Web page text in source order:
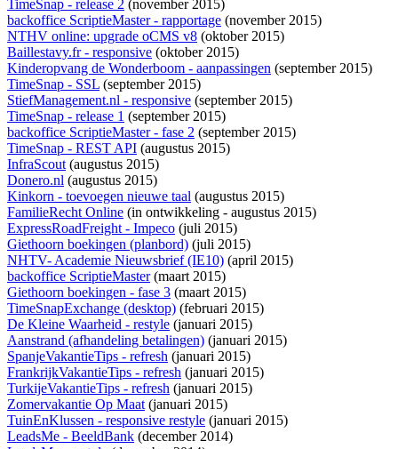
TimeSnap - release 2 (november 2015)
backoffice ScriptieMaster - rapportage (november 2015)
NTHV online: upgrade oCMS v8 (oktober 2015)
Baillestavy.fr - responsive (oktober 2015)
Kinderopvang de Wonderboom - aanpassingen (september 2015)
TimeSnap - SSL (september 2015)
StiefManagement.nl - responsive (september 2015)
TimeSnap - release 1 (september 2015)
backoffice ScriptieMaster - fase 2 (september 2015)
TimeSnap - REST API (augustus 2015)
InfraScout(augustus 2015)
Donero.nl (augustus 2015)
Kinkorn - toevoegen nieuwe taal (augustus 2015)
FamilieRecht Online (in ontwikkeling - augustus 2015)
ExpressRoadFreight - Impeco (juli 2015)
Giethoorn boekingen (planbord) (juli 2015)
NHTV- Academie Nieuwsbrief (IE10) (april 2015)
backoffice ScriptieMaster(maart 2015)
Giethoorn boekingen - fase 3 (maart 2015)
TimeSnapExchange (desktop) (februari 2015)
De Kleine Waarheid - restyle (januari 2015)
Aanstrand (afhandeling betalingen) (januari 2015)
SpanjeVakantieTips - refresh (januari 2015)
FrankrijkVakantieTips - refresh (januari 2015)
TurkijeVakantieTips - refresh (januari 2015)
Zomervakantie Op Maat(januari 2015)
TuinEnKlussen - responsive restyle (januari 2015)
LeadsMe - BeeldBank (december 2014)